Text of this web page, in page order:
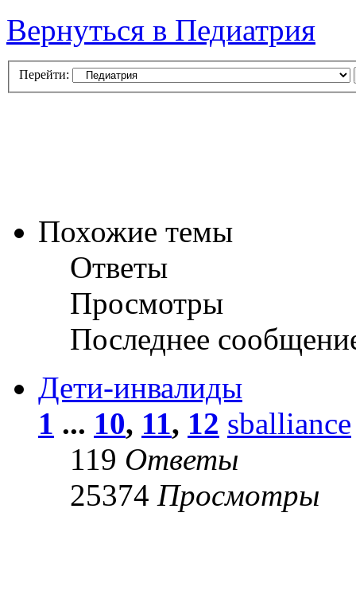
Вернуться в Педиатрия
Перейти:
Похожие темы
Ответы
Просмотры
Последнее
Дети-инвалиды
1 ... 10, 11, 12 sballiance
119 Ответы
25374 Просмотры